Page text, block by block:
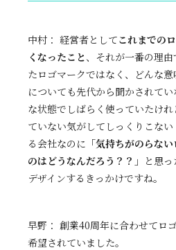
中村： 経営者としてこれまでの
くなったこと、それが一番の理
たロゴマークではなく、どんな
についても先代から聞かされて
な状態でしばらく使っていたけ
ていない気がしてしっくりこな
る会社なのに 「気持ちがのらな
のはどうなんだろう？？」 と思
デザインするきっかけですね。
早野： 創業40周年に合わせてロ
希望されていました。